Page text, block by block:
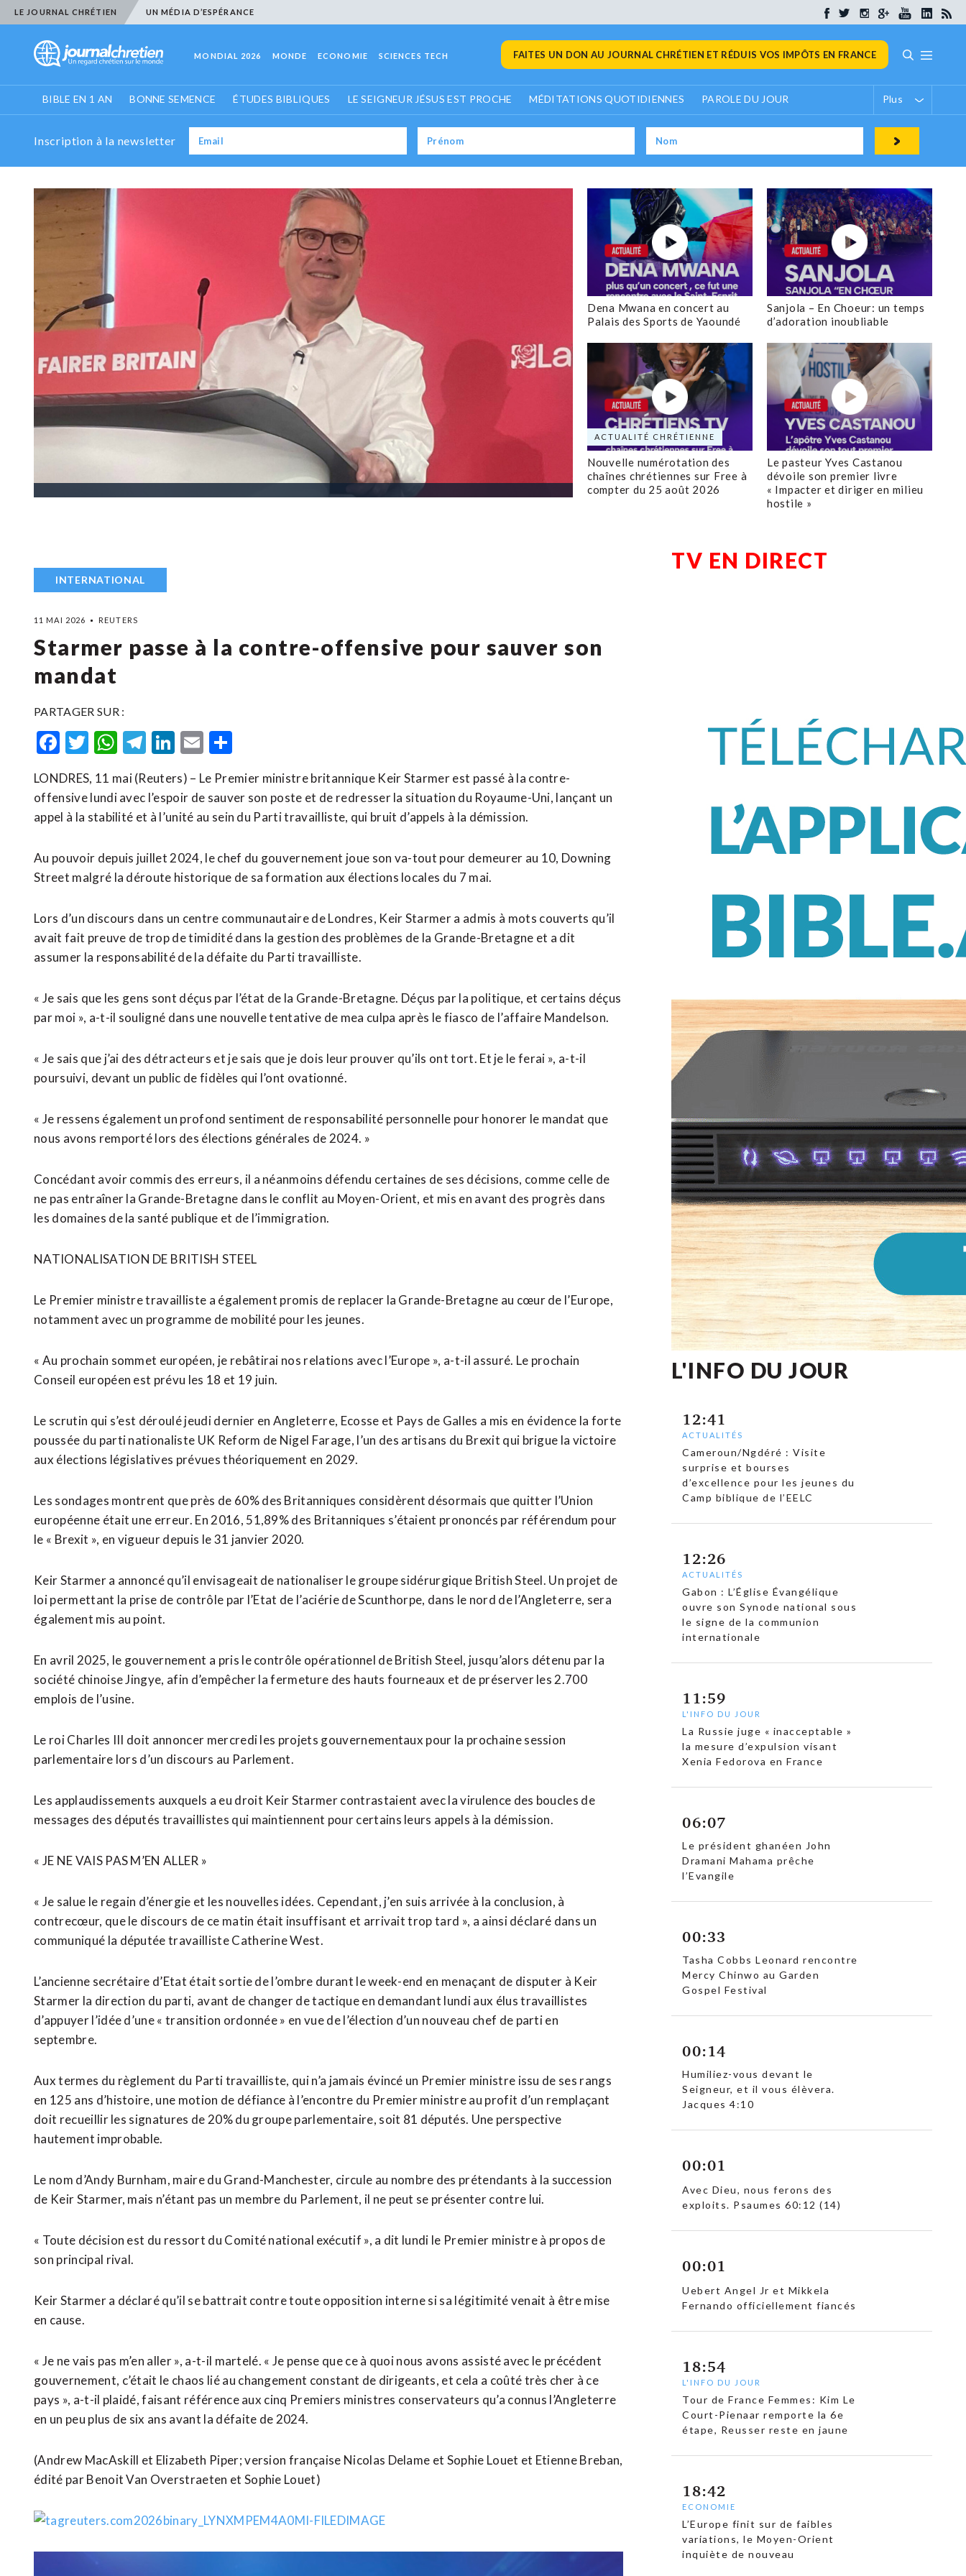
LE JOURNAL CHRÉTIEN UN MÉDIA D’ESPÉRANCE
MONDIAL 2026 MONDE ECONOMIE SCIENCES TECH FAITES UN DON AU JOURNAL CHRÉTIEN ET RÉDUIS VOS IMPÔTS EN FRANCE
BIBLE EN 1 AN BONNE SEMENCE ÉTUDES BIBLIQUES LE SEIGNEUR JÉSUS EST PROCHE MÉDITATIONS QUOTIDIENNES PAROLE DU JOUR Plus
Inscription à la newsletter
Dena Mwana en concert au
Palais des Sports de Yaoundé
Sanjola – En Choeur: un temps
d’adoration inoubliable
ACTUALITÉ CHRÉTIENNE
Nouvelle numérotation des
chaînes chrétiennes sur Free à
compter du 25 août 2026
Le pasteur Yves Castanou
dévoile son premier livre
« Impacter et diriger en milieu
hostile »
INTERNATIONAL
11 MAI 2026 REUTERS
Starmer passe à la contre-offensive pour sauver son
mandat
PARTAGER SUR :
Facebook
Twitter
WhatsApp
Telegram
LinkedIn
Email
LONDRES, 11 mai (Reuters) – Le Premier ministre britannique Keir Starmer est passé à la contre-
offensive lundi avec l’espoir de sauver son poste et de redresser la situation du Royaume-Uni, lançant un
appel à la stabilité et à l’unité au sein du Parti travailliste, qui bruit d’appels à la démission.
Au pouvoir depuis juillet 2024, le chef du gouvernement joue son va-tout pour demeurer au 10, Downing
Street malgré la déroute historique de sa formation aux élections locales du 7 mai.
Lors d’un discours dans un centre communautaire de Londres, Keir Starmer a admis à mots couverts qu’il ​
avait fait preuve de trop ‌de timidité dans la gestion des problèmes de la Grande-Bretagne et a dit
assumer la responsabilité ​de la défaite du Parti travailliste.
« Je sais ⁠que les gens sont déçus par l’état de la Grande-Bretagne. Déçus par la politique, et certains déçus
par moi », a-t-il souligné ‌dans une nouvelle tentative de mea culpa ‌après le fiasco de l’affaire Mandelson.
« Je sais que j’ai des détracteurs et je sais que je dois leur prouver qu’ils ont tort. Et je le ferai », a-t-il
poursuivi, devant un public de fidèles qui l’ont ovationné.
« Je ressens également un profond sentiment de responsabilité personnelle pour honorer le mandat que
nous avons remporté lors des élections générales de ​2024. »
Concédant avoir commis des erreurs, il a néanmoins défendu certaines de ses décisions, comme celle de
ne pas entraîner la Grande-Bretagne dans le conflit au Moyen-Orient, et mis en avant des progrès dans
les domaines de la santé publique et de l’immigration.
NATIONALISATION DE BRITISH STEEL
Le Premier ministre travailliste a également promis de replacer la Grande-Bretagne au cœur de l’Europe,
notamment avec un programme de mobilité pour les jeunes.
« Au prochain sommet européen, je rebâtirai nos relations avec l’Europe », a-t-il assuré. Le prochain
Conseil européen est prévu les 18 et 19 juin.
Le scrutin qui s’est déroulé jeudi dernier en Angleterre, Ecosse et Pays ⁠de Galles a mis en évidence la forte
poussée du parti nationaliste UK Reform de Nigel Farage, l’un des artisans du Brexit qui brigue la victoire
aux élections législatives prévues théoriquement ⁠en 2029.
Les sondages montrent que près de 60% des Britanniques considèrent désormais que quitter l’Union
européenne était une erreur. En 2016, 51,89% des Britanniques s’étaient prononcés par référendum pour
le « Brexit », en vigueur depuis le 31 janvier 2020.
Keir Starmer a annoncé qu’il envisageait de nationaliser le groupe sidérurgique British Steel. Un projet de
loi permettant la prise de contrôle par l’Etat de l’aciérie de Scunthorpe, dans le nord de l’Angleterre, sera
également mis au point.
En avril 2025, le gouvernement a pris le contrôle opérationnel de British Steel, jusqu’alors détenu par la
société chinoise Jingye, afin d’empêcher ⁠la fermeture ‌des hauts fourneaux et de préserver les 2.700
emplois de l’usine.
Le roi Charles III doit annoncer mercredi les projets gouvernementaux pour la prochaine session
⁠parlementaire lors d’un discours au Parlement.
Les applaudissements auxquels a eu droit Keir Starmer contrastaient avec la virulence des boucles de
messages ​des députés travaillistes qui maintiennent ​pour certains leurs appels à la démission.
« JE NE VAIS PAS M’EN ALLER »
« Je salue le regain d’énergie et les nouvelles idées. Cependant, j’en suis arrivée à la conclusion, à
contrecœur, que le ​discours de ce matin était insuffisant et arrivait trop tard », a ainsi déclaré dans un
communiqué la députée travailliste Catherine West.
L’ancienne secrétaire d’Etat était sortie de l’ombre durant le week-end en menaçant de disputer à Keir
Starmer la direction du parti, avant ‌de changer de tactique en demandant lundi aux ​élus travaillistes
d’appuyer l’idée d’une « transition ordonnée » en vue de l’élection d’un nouveau chef de parti en
septembre.
Aux termes du règlement du Parti travailliste, qui n’a jamais évincé un Premier ministre issu ​de ses rangs
en 125 ans d’histoire, une motion de défiance à l’encontre du Premier ministre au profit d’un remplaçant
doit recueillir les signatures de 20% du groupe parlementaire, soit 81 députés. Une perspective
hautement improbable.
Le nom d’Andy Burnham, maire du Grand-Manchester, circule au nombre des prétendants à la succession
de Keir Starmer, mais n’étant pas un membre du Parlement, il ne peut se présenter contre lui.
« Toute décision est du ressort du Comité national exécutif », a dit lundi le Premier ministre à propos de
son principal rival.
Keir Starmer a déclaré qu’il se battrait contre toute opposition interne si sa légitimité venait à être mise
en cause.
« Je ne vais ⁠pas m’en aller », a-t-il martelé. « Je pense que ce à quoi nous avons assisté avec le précédent
gouvernement, c’était le chaos lié au changement constant de dirigeants, et cela a coûté très cher à ce
pays », a-t-il plaidé, faisant référence aux cinq Premiers ministres conservateurs qu’a connus l’Angleterre
en un peu plus de ​six ans avant la défaite de 2024.
(Andrew MacAskill et Elizabeth Piper; version française Nicolas Delame et Sophie Louet ​et Etienne Breban,
édité par Benoit Van Overstraeten et Sophie Louet)
TV EN DIRECT
L'INFO DU JOUR
12:41
ACTUALITÉS
Cameroun/Ngdéré : Visite
surprise et bourses
d’excellence pour les jeunes du
Camp biblique de l’EELC
12:26
ACTUALITÉS
Gabon : L’Église Évangélique
ouvre son Synode national sous
le signe de la communion
internationale
11:59
L'INFO DU JOUR
La Russie juge « inacceptable »
la mesure d’expulsion visant
Xenia Fedorova en France
06:07
Le président ghanéen John
Dramani Mahama prêche
l’Evangile
00:33
Tasha Cobbs Leonard rencontre
Mercy Chinwo au Garden
Gospel Festival
00:14
Humiliez-vous devant le
Seigneur, et il vous élèvera.
Jacques 4:10
00:01
Avec Dieu, nous ferons des
exploits. Psaumes 60:12 (14)
00:01
Uebert Angel Jr et Mikkela
Fernando officiellement fiancés
18:54
L'INFO DU JOUR
Tour de France Femmes: Kim Le
Court-Pienaar remporte la 6e
étape, Reusser reste en jaune
18:42
ECONOMIE
L’Europe finit sur de faibles
variations, le Moyen-Orient
inquiète de nouveau